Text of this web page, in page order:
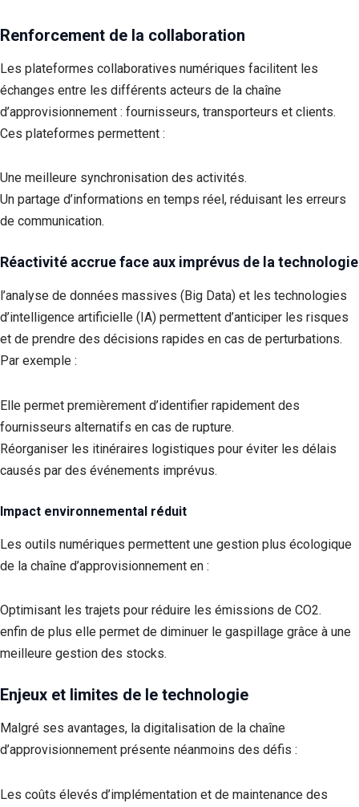
Renforcement de la collaboration
Les plateformes collaboratives numériques facilitent les
échanges entre les différents acteurs de la chaîne
d’approvisionnement : fournisseurs, transporteurs et clients.
Ces plateformes permettent :
Une meilleure synchronisation des activités.
Un partage d’informations en temps réel, réduisant les erreurs
de communication.
Réactivité accrue face aux imprévus de la technologie
l’analyse de données massives (Big Data) et les technologies
d’intelligence artificielle (IA) permettent d’anticiper les risques
et de prendre des décisions rapides en cas de perturbations.
Par exemple :
Elle permet premièrement d’identifier rapidement des
fournisseurs alternatifs en cas de rupture.
Réorganiser les itinéraires logistiques pour éviter les délais
causés par des événements imprévus.
Impact environnemental réduit
Les outils numériques permettent une gestion plus écologique
de la chaîne d’approvisionnement en :
Optimisant les trajets pour réduire les émissions de CO2.
enfin de plus elle permet de diminuer le gaspillage grâce à une
meilleure gestion des stocks.
Enjeux et limites de le technologie
Malgré ses avantages, la digitalisation de la chaîne
d’approvisionnement présente néanmoins des défis :
Les coûts élevés d’implémentation et de maintenance des